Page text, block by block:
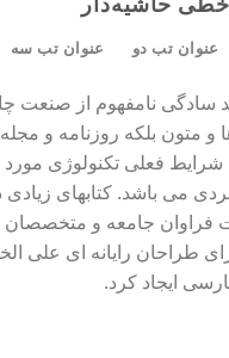
عنوان تب دو عنوان تب سه
سادگی نامفهوم از صنعت
متون بلکه روزنامه و
فعلی تکنولوژی مورد
می باشد. کتابهای
فراوان جامعه و متخصصان
طراحان رایانه ای علی
ایجاد کرد.